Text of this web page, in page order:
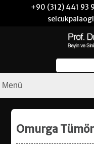
+90 (312) 441 93
Omurga